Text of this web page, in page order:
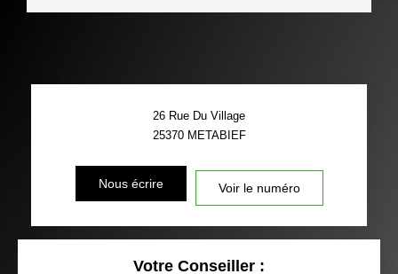
26 Rue Du Village
25370 METABIEF
Nous écrire Voir le numéro
Votre Conseiller :